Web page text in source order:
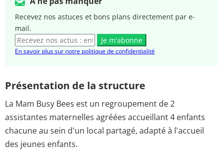
Recevez nos astuces et bons plans directement par e-
mail.
Je m'abonne
En savoir plus sur notre politique de confidentialité
Présentation de la structure
La Mam Busy Bees est un regroupement de 2
assistantes maternelles agréées accueillant 4 enfants
chacune au sein d'un local partagé, adapté à l'accueil
des jeunes enfants.